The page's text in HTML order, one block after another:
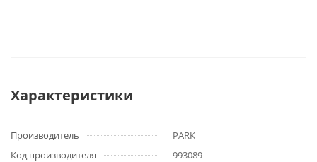
Характеристики
Производитель
PARK
Код производителя
993089